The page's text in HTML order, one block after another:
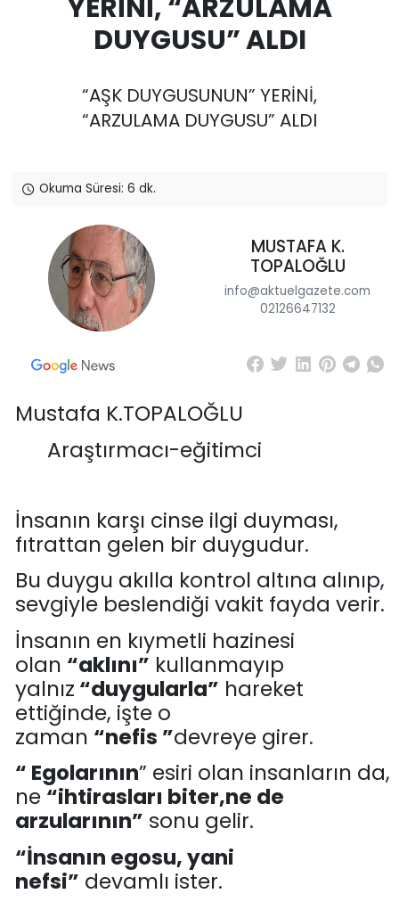
YERİNİ, “ARZULAMA
DUYGUSU” ALDI
“AŞK DUYGUSUNUN” YERİNİ,
“ARZULAMA DUYGUSU” ALDI
Okuma Süresi: 6 dk.
MUSTAFA K.
TOPALOĞLU
info@aktuelgazete.com
02126647132
Mustafa K.TOPALOĞLU
Araştırmacı-eğitimci
İnsanın karşı cinse ilgi duyması,
fıtrattan gelen bir duygudur.
Bu duygu akılla kontrol altına alınıp,
sevgiyle beslendiği vakit fayda verir.
İnsanın en kıymetli hazinesi
olan “aklını” kullanmayıp
yalnız “duygularla” hareket
ettiğinde, işte o
zaman “nefis ”devreye girer.
“ Egolarının” esiri olan insanların da,
ne “ihtirasları biter,ne de
arzularının” sonu gelir.
“İnsanın egosu, yani
nefsi” devamlı ister.